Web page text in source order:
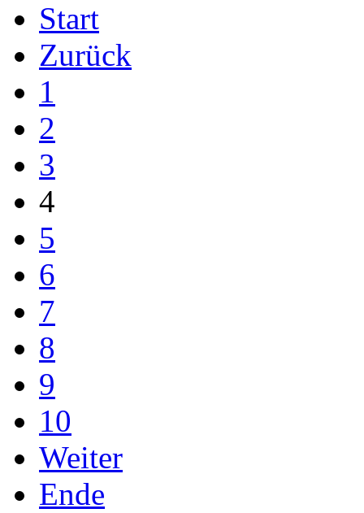
Start
Zurück
1
2
3
4
5
6
7
8
9
10
Weiter
Ende